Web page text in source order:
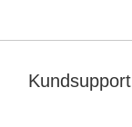
Kundsupport